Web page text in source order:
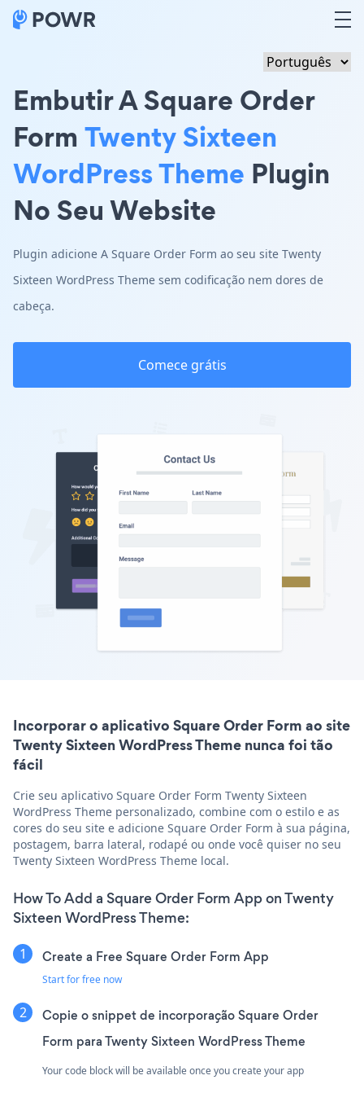
Embutir A Square Order
Form Twenty Sixteen
WordPress Theme Plugin
No Seu Website
Plugin adicione A Square Order Form ao seu site Twenty
Sixteen WordPress Theme sem codificação nem dores de
cabeça.
Comece grátis
Incorporar o aplicativo Square Order Form ao site
Twenty Sixteen WordPress Theme nunca foi tão
fácil
Crie seu aplicativo Square Order Form Twenty Sixteen
WordPress Theme personalizado, combine com o estilo e as
cores do seu site e adicione Square Order Form à sua página,
postagem, barra lateral, rodapé ou onde você quiser no seu
Twenty Sixteen WordPress Theme local.
How To Add a Square Order Form App on Twenty
Sixteen WordPress Theme:
Create a Free Square Order Form App
Start for free now
Copie o snippet de incorporação Square Order
Form para Twenty Sixteen WordPress Theme
Your code block will be available once you create your app